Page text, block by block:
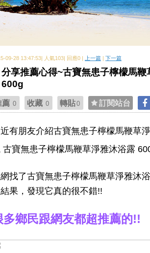
09-28 13:47:53| 人氣103| 回應0 | 上一篇 | 下一篇
分享推薦心得~古寶無患子檸檬馬鞭
600g
薦 0 收藏 0 轉貼0 訂閱站台
有朋友介紹古寶無患子檸檬馬鞭草
古寶無患子檸檬馬鞭草淨雅沐浴露
找了古寶無患子檸檬馬鞭草淨雅沐
果，發現它真的很不錯!!
多鄉民跟網友都超推薦的!!